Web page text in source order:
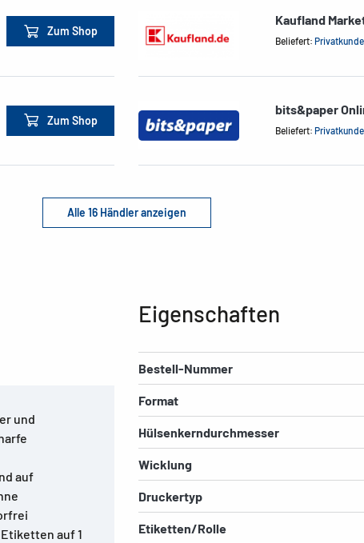
Zum Shop
Kaufland
Beliefert:
Zum Shop
bits&paper
Beliefert:
Alle 16 Händler anzeigen
und
auf
auf 1
Eigenschaften
Bestell-Nummer
Format
Hülsenkerndurchmesser
Wicklung
Druckertyp
Etiketten/Rolle